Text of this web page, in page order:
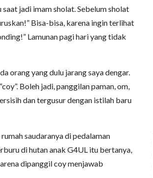
jadi imam sholat. Sebelum sholat
Bisa-bisa, karena ingin terlihat
Lamunan pagi hari yang tidak
orang yang dulu jarang saya dengar.
Boleh jadi, panggilan paman, om,
dan tergusur dengan istilah baru
saudaranya di pedalaman
di hutan anak G4UL itu bertanya,
dipanggil coy menjawab